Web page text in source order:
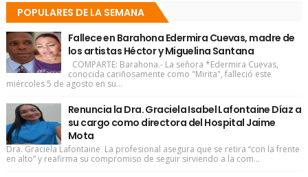
POPULARES DE LA SEMANA
Fallece en Barahona Edermira Cuevas, madre de
los artistas Héctor y Miguelina Santana
COMPARTE: Barahona.- La señora *Edermira Cuevas,
conocida cariñosamente como "Mirita", falleció este
miércoles 5 de agosto en su...
Renuncia la Dra. Graciela Isabel Lafontaine Díaz a
su cargo como directora del Hospital Jaime
Mota
Dra. Graciela Lafontaine La profesional asegura que se retira “con la frente
en alto” y reafirma su compromiso de seguir sirviendo a la com...